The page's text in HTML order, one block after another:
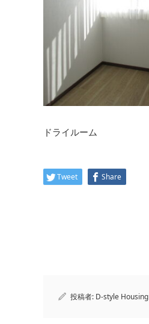
ドライルーム
Tweet Share
投稿者: D-style Housing